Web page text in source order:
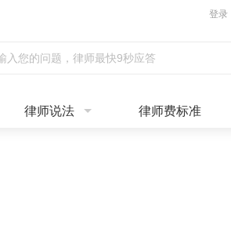
登录
入您的问题，律师最快9秒应答
律师说法 律师费标准